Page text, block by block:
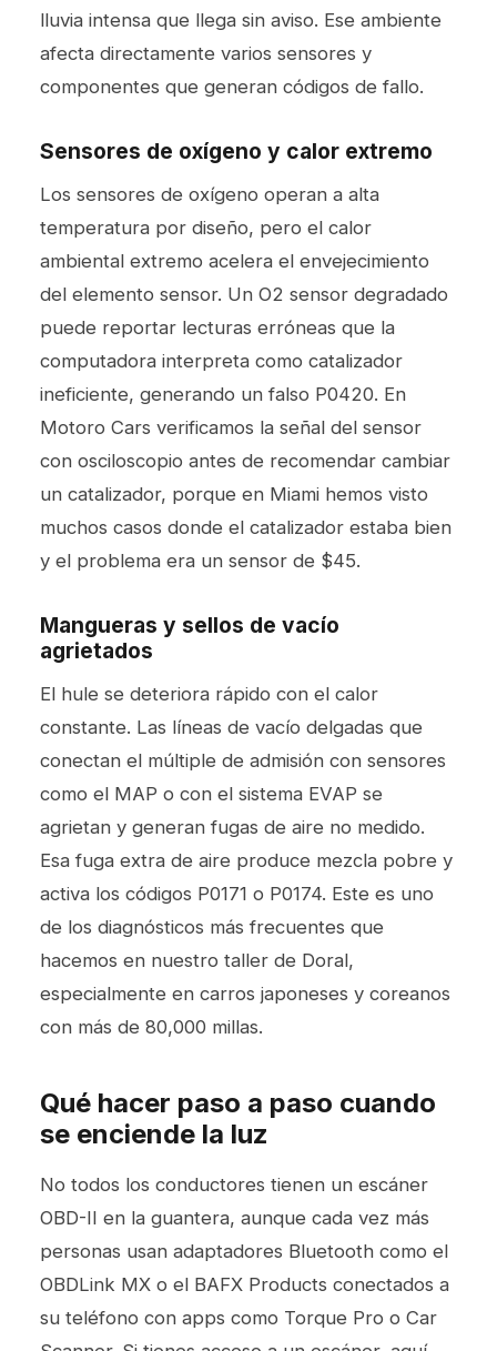
lluvia intensa que llega sin aviso. Ese ambiente
afecta directamente varios sensores y
componentes que generan códigos de fallo.
Sensores de oxígeno y calor extremo
Los sensores de oxígeno operan a alta
temperatura por diseño, pero el calor
ambiental extremo acelera el envejecimiento
del elemento sensor. Un O2 sensor degradado
puede reportar lecturas erróneas que la
computadora interpreta como catalizador
ineficiente, generando un falso P0420. En
Motoro Cars verificamos la señal del sensor
con osciloscopio antes de recomendar cambiar
un catalizador, porque en Miami hemos visto
muchos casos donde el catalizador estaba bien
y el problema era un sensor de $45.
Mangueras y sellos de vacío
agrietados
El hule se deteriora rápido con el calor
constante. Las líneas de vacío delgadas que
conectan el múltiple de admisión con sensores
como el MAP o con el sistema EVAP se
agrietan y generan fugas de aire no medido.
Esa fuga extra de aire produce mezcla pobre y
activa los códigos P0171 o P0174. Este es uno
de los diagnósticos más frecuentes que
hacemos en nuestro taller de Doral,
especialmente en carros japoneses y coreanos
con más de 80,000 millas.
Qué hacer paso a paso cuando
se enciende la luz
No todos los conductores tienen un escáner
OBD-II en la guantera, aunque cada vez más
personas usan adaptadores Bluetooth como el
OBDLink MX o el BAFX Products conectados a
su teléfono con apps como Torque Pro o Car